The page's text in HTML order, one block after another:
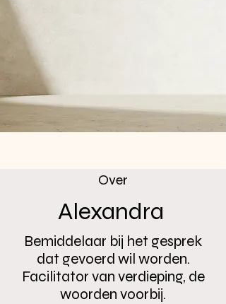
Over
Alexandra
Bemiddelaar bij het gesprek
dat gevoerd wil worden.
Facilitator van verdieping, de
woorden voorbij.